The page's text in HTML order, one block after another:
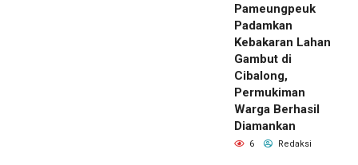
Pameungpeuk
Padamkan
Kebakaran Lahan
Gambut di
Cibalong,
Permukiman
Warga Berhasil
Diamankan
6 Redaksi